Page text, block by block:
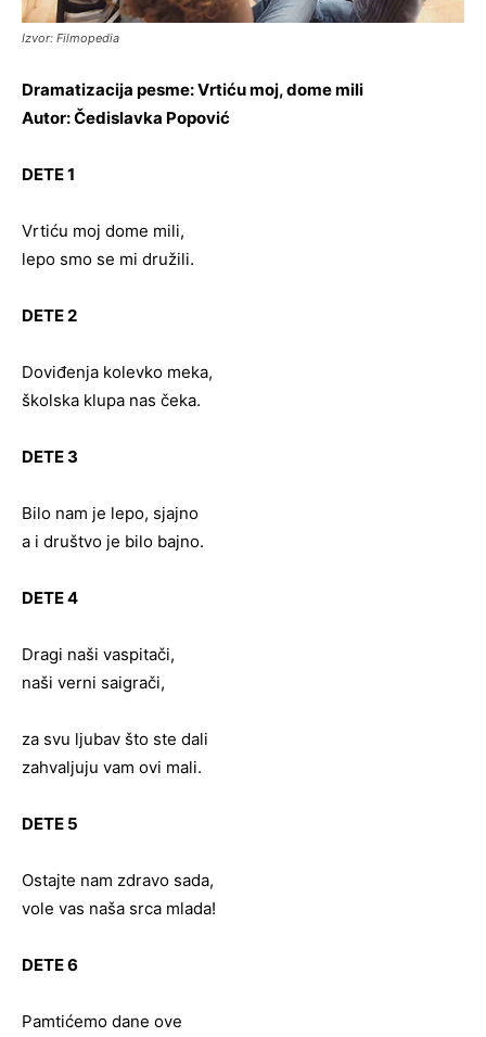
Izvor: Filmopedia
Dramatizacija pesme: Vrtiću moj, dome mili
Autor: Čedislavka Popović
DETE 1
Vrtiću moj dome mili,
lepo smo se mi družili.
DETE 2
Doviđenja kolevko meka,
školska klupa nas čeka.
DETE 3
Bilo nam je lepo, sjajno
a i društvo je bilo bajno.
DETE 4
Dragi naši vaspitači,
naši verni saigrači,
za svu ljubav što ste dali
zahvaljuju vam ovi mali.
DETE 5
Ostajte nam zdravo sada,
vole vas naša srca mlada!
DETE 6
Pamtićemo dane ove